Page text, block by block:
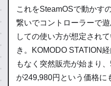
これをSteamOSで動かす
繋いでコントローラーで
しての使い方が想定され
き。KOMODO STATION
もなく突然販売が始まり
が249,980円という価格に